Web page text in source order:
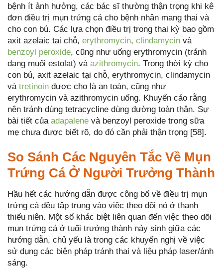
bệnh ít ảnh hưởng, các bác sĩ thường thận trọng khi kê
đơn điều trị mụn trứng cá cho bệnh nhân mang thai và
cho con bú. Các lựa chọn điều trị trong thai kỳ bao gồm
axit azelaic tại chỗ, erythromycin, clindamycin và
benzoyl peroxide, cũng như uống erythromycin (tránh
dạng muối estolat) và azithromycin. Trong thời kỳ cho
con bú, axit azelaic tại chỗ, erythromycin, clindamycin
và tretinoin được cho là an toàn, cũng như
erythromycin và azithromycin uống. Khuyến cáo rằng
nên tránh dùng tetracycline dùng đường toàn thân. Sự
bài tiết của adapalene và benzoyl peroxide trong sữa
mẹ chưa được biết rõ, do đó cần phải thận trọng [58].
So Sánh Các Nguyên Tắc Về Mụn
Trứng Cá Ở Người Trưởng Thành
Hầu hết các hướng dẫn được công bố về điều trị mụn
trứng cá đều tập trung vào việc theo dõi nó ở thanh
thiếu niên. Một số khác biệt liên quan đến việc theo dõi
mụn trứng cá ở tuổi trưởng thành nảy sinh giữa các
hướng dẫn, chủ yếu là trong các khuyến nghị về việc
sử dụng các biện pháp tránh thai và liệu pháp laser/ánh
sáng.